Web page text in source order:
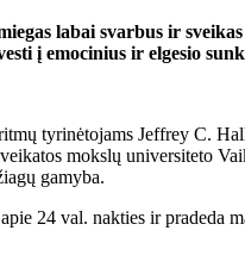
labai svarbus ir
į emocinius ir elgesio
tyrinėtojams Jeffrey C.
mokslų universiteto
gamyba.
24 val. nakties ir